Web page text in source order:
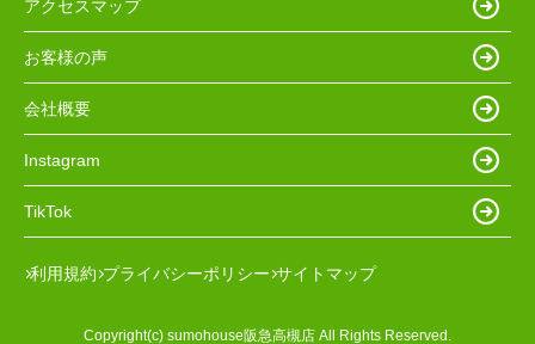
アクセスマップ
お客様の声
会社概要
Instagram
TikTok
利用規約 プライバシーポリシー サイトマップ
Copyright(c) sumohouse阪急高槻店 All Rights Reserved.